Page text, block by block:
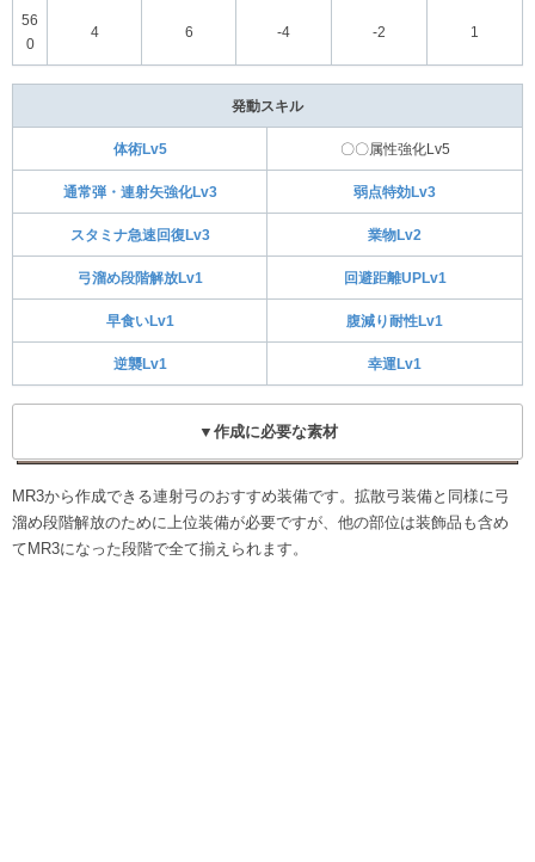
56
0
4 6 -4 -2 1
発動スキル
体術Lv5 〇〇属性強化Lv5
通常弾・連射矢強化Lv3 弱点特効Lv3
スタミナ急速回復Lv3 業物Lv2
弓溜め段階解放Lv1 回避距離UPLv1
早食いLv1 腹減り耐性Lv1
逆襲Lv1 幸運Lv1
▼作成に必要な素材
MR3から作成できる連射弓のおすすめ装備です。拡散弓装備と同様に弓
溜め段階解放のために上位装備が必要ですが、他の部位は装飾品も含め
てMR3になった段階で全て揃えられます。